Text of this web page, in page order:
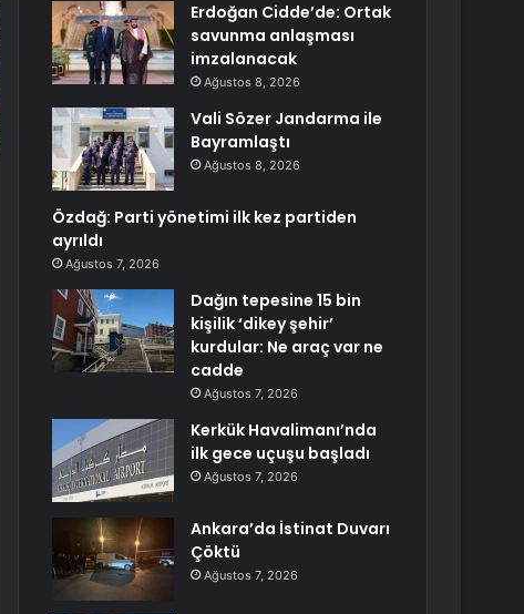
Erdoğan Cidde’de: Ortak
savunma anlaşması
imzalanacak
Ağustos 8, 2026
Vali Sözer Jandarma ile
Bayramlaştı
Ağustos 8, 2026
Özdağ: Parti yönetimi ilk kez partiden
ayrıldı
Ağustos 7, 2026
Dağın tepesine 15 bin
kişilik ‘dikey şehir’
kurdular: Ne araç var ne
cadde
Ağustos 7, 2026
Kerkük Havalimanı’nda
ilk gece uçuşu başladı
Ağustos 7, 2026
Ankara’da İstinat Duvarı
Çöktü
Ağustos 7, 2026